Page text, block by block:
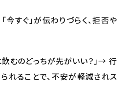
今すぐ」が伝わりづらく、拒否や
飲むのどっちが先がいい？」→ 行
れることで、不安が軽減されス